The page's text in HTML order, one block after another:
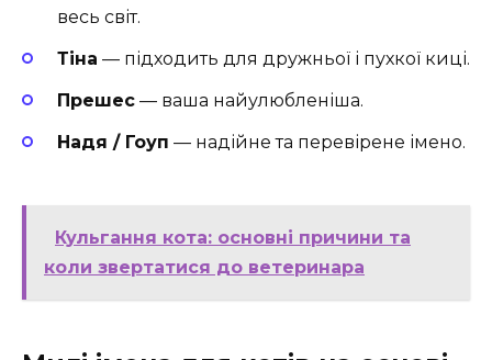
весь світ.
Тіна — підходить для дружньої і пухкої киці.
Прешес — ваша найулюбленіша.
Надя / Гоуп — надійне та перевірене імено.
Кульгання кота: основні причини та
коли звертатися до ветеринара